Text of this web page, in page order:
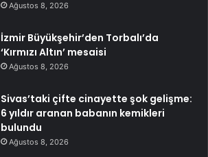
Ağustos 8, 2026
İzmir Büyükşehir’den Torbalı’da
‘Kırmızı Altın’ mesaisi
Ağustos 8, 2026
Sivas’taki çifte cinayette şok gelişme:
6 yıldır aranan babanın kemikleri
bulundu
Ağustos 8, 2026